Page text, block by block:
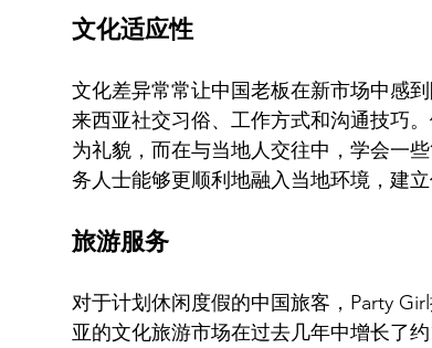
文化适应性
文化差异常常让中国老板在新市场中感
来西亚社交习俗、工作方式和沟通技巧
为礼貌，而在与当地人交往中，学会一
务人士能够更顺利地融入当地环境，建立
旅游服务
对于计划休闲度假的中国旅客，Party
亚的文化旅游市场在过去几年中增长了